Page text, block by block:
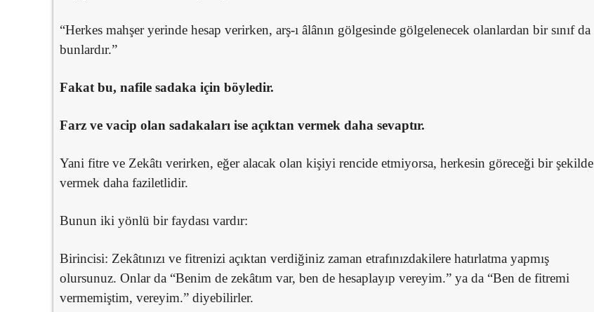
“Herkes mahşer yerinde hesap verirken, arş-ı âlânın gölgesinde gölgelenecek olanlardan bir sınıf da
bunlardır.”
Fakat bu, nafile sadaka için böyledir.
Farz ve vacip olan sadakaları ise açıktan vermek daha sevaptır.
Yani fitre ve Zekâtı verirken, eğer alacak olan kişiyi rencide etmiyorsa, herkesin göreceği bir şekilde
vermek daha faziletlidir.
Bunun iki yönlü bir faydası vardır:
Birincisi: Zekâtınızı ve fitrenizi açıktan verdiğiniz zaman etrafınızdakilere hatırlatma yapmış
olursunuz. Onlar da “Benim de zekâtım var, ben de hesaplayıp vereyim.” ya da “Ben de fitremi
vermemiştim, vereyim.” diyebilirler.